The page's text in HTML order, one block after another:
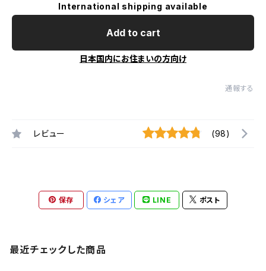
International shipping available
Add to cart
日本国内にお住まいの方向け
通報する
レビュー (98)
保存 シェア LINE ポスト
最近チェックした商品